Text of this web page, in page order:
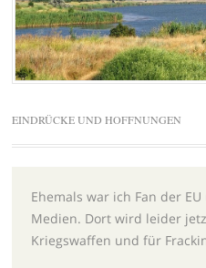
Inhalt
springen
EINDRÜCKE UND HOFFNUNGEN
Ehemals war ich Fan der
Medien. Dort wird leider
Kriegswaffen und für